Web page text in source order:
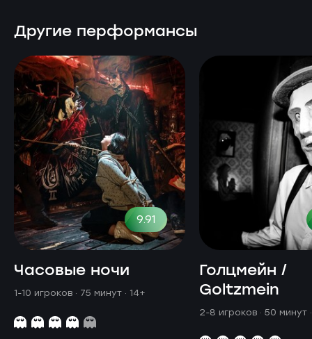
Другие перформансы
9.91
Часовые ночи
1-10 игроков · 75 минут · 14+
Голцмейн /
Goltzmein
2-8 игроков · 50 минут